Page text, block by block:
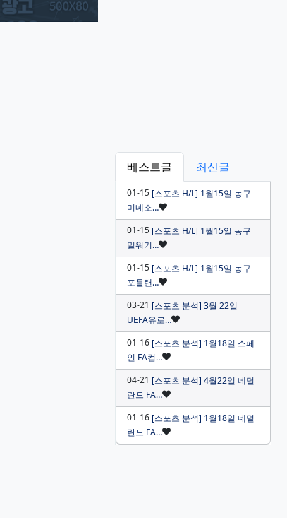
베스트글 최신글
01-15 [스포츠 H/L] 1월15일 농구
미네소…
인기글
01-15 [스포츠 H/L] 1월15일 농구
밀워키…
인기글
01-15 [스포츠 H/L] 1월15일 농구
포틀랜…
인기글
03-21 [스포츠 분석] 3월 22일
UEFA유로…
인기글
01-16 [스포츠 분석] 1월18일 스페
인 FA컵…
인기글
04-21 [스포츠 분석] 4월22일 네덜
란드 FA…
인기글
01-16 [스포츠 분석] 1월18일 네덜
란드 FA…
인기글